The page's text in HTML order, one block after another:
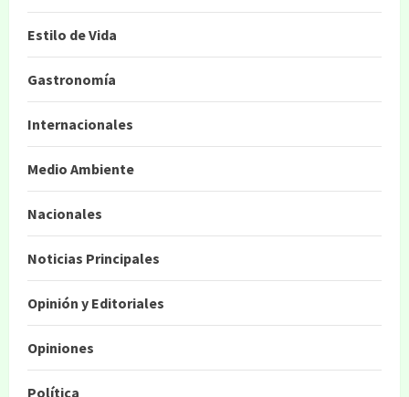
Estilo de Vida
Gastronomía
Internacionales
Medio Ambiente
Nacionales
Noticias Principales
Opinión y Editoriales
Opiniones
Política